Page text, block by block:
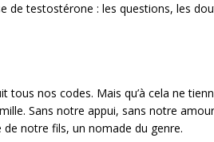
de testostérone : les questions, les
nos codes. Mais qu’à cela ne
Sans notre appui, sans notre
notre fils, un nomade du genre.